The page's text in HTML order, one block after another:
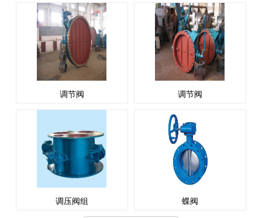
调节阀 调节阀
调压阀组 蝶阀